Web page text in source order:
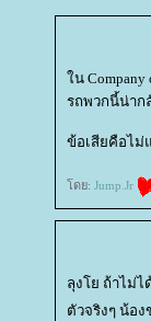
น Company
รถพวกนี้น่าก
ข้อเสียคือไม่
ดย: Jump.Jr
ลุงโย ถ้าไม่
ตัวจริงๆ น้อ